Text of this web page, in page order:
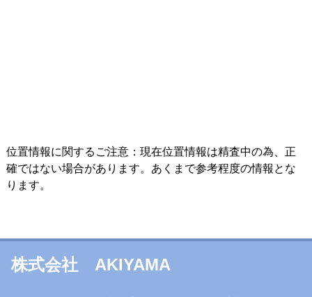
位置情報に関するご注意：現在位置情報は精査中の為、正
確ではない場合があります。あくまで参考程度の情報とな
ります。
株式会社 AKIYAMA